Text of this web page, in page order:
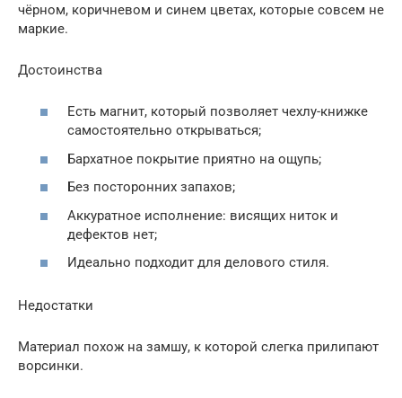
чёрном, коричневом и синем цветах, которые совсем не
маркие.
Достоинства
Есть магнит, который позволяет чехлу-книжке
самостоятельно открываться;
Бархатное покрытие приятно на ощупь;
Без посторонних запахов;
Аккуратное исполнение: висящих ниток и
дефектов нет;
Идеально подходит для делового стиля.
Недостатки
Материал похож на замшу, к которой слегка прилипают
ворсинки.